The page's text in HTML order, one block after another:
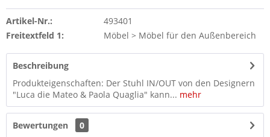
Artikel-Nr.:
493401
Freitextfeld 1:
Möbel > Möbel für den Außenbereich
Beschreibung
Produkteigenschaften: Der Stuhl IN/OUT von den Designern
"Luca die Mateo & Paola Quaglia" kann... mehr
Bewertungen
0